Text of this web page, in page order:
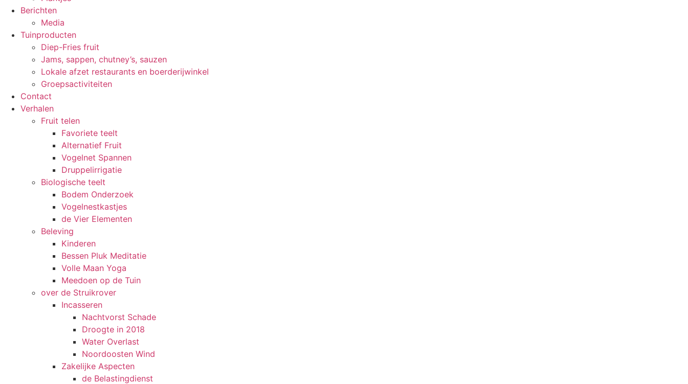
Berichten
Media
Tuinproducten
Diep-Fries fruit
Jams, sappen, chutney’s, sauzen
Lokale afzet restaurants en boerderijwinkel
Groepsactiviteiten
Contact
Verhalen
Fruit telen
Favoriete teelt
Alternatief Fruit
Vogelnet Spannen
Druppelirrigatie
Biologische teelt
Bodem Onderzoek
Vogelnestkastjes
de Vier Elementen
Beleving
Kinderen
Bessen Pluk Meditatie
Volle Maan Yoga
Meedoen op de Tuin
over de Struikrover
Incasseren
Nachtvorst Schade
Droogte in 2018
Water Overlast
Noordoosten Wind
Zakelijke Aspecten
de Belastingdienst